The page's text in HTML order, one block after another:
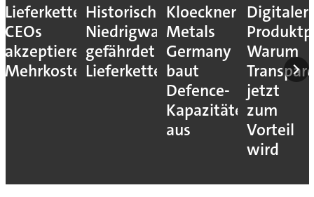
Kloeckner
Metals
Germany
baut
Digitaler
Produktpass:
Warum
Transparenz
Die
größten
Brauereien
weltweit
Schluss
mit
So
steigern
Sie Ihre
OEE um
15%